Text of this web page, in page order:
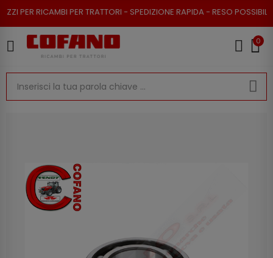
RICAMBI PER TRATTORI - SPEDIZIONE RAPIDA - RESO POSSIBILE
0